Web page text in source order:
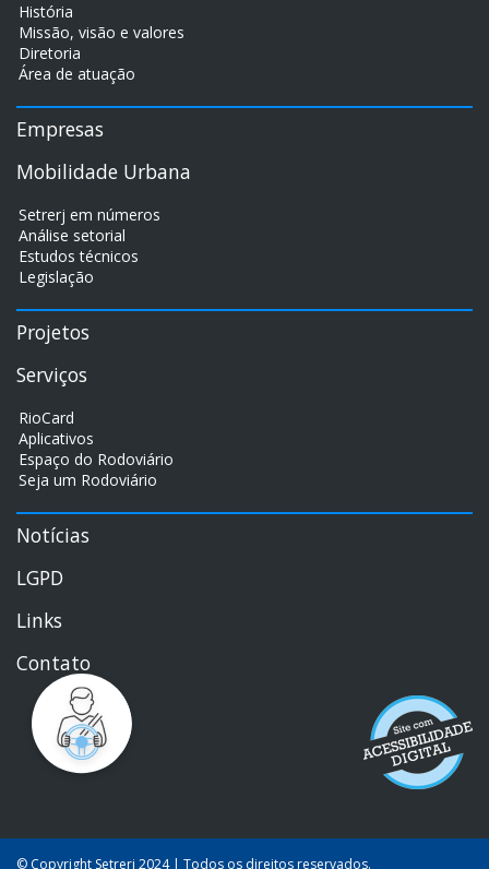
História
Missão, visão e valores
Diretoria
Área de atuação
Empresas
Mobilidade Urbana
Setrerj em números
Análise setorial
Estudos técnicos
Legislação
Projetos
Serviços
RioCard
Aplicativos
Espaço do Rodoviário
Seja um Rodoviário
Notícias
LGPD
Links
Contato
© Copyright Setrerj 2024 | Todos os direitos reservados.